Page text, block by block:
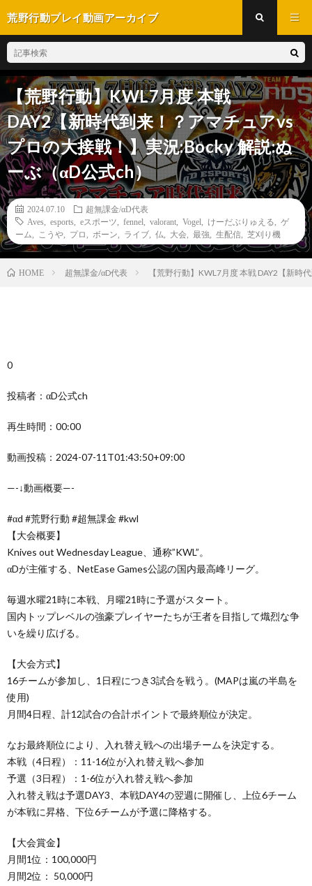
荒野行動プレイ動画アーカイブ
【荒野行動】KWL7月度 本戦
DAY2【新時代到来！？アマチュアvs
プロの大接戦！】実況:Bocky 解説:ぬ
ーぶ（αD公式ch）
2024.07.10
超無課金/αD代表
Aves
esports eスポーツ fennel valorant Vogel けーだぶりゅえる
ゲ
ーム
こうや プロ ボーン ライブ 仏 大会 最強 生配信 芝刈り機
HOME 超無課金/αD代表 【荒野行動】KWL7月度 本戦 DAY2【新
0
投稿者：αD公式ch
再生時間：00:00
動画投稿：2024-07-11T01:43:50+09:00
—-↓動画概要—-
#αd #荒野行動 #超無課金 #kwl
【大会概要】
Knives out Wednesday League、通称”KWL”。
αDが主催する、NetEase Games公認の国内最高峰リーグ。
毎週水曜21時に本戦、月曜21時に予選がスタート。
国内トップレベルの強豪プレイヤーたちが王者を目指して熾烈な争
いを繰り広げる。
【大会方式】
16チームが参加し、1日程につき3試合を戦う。(MAPは嵐の半島を
使用)
月間4日程、計12試合の合計ポイントで最終順位が決定。
なお最終順位により、入れ替え戦への出場チームを決定する。
本戦（4日程）：11-16位が入れ替え戦へ参加
予選（3日程）：1-6位が入れ替え戦へ参加
入れ替え戦は予選DAY3、本戦DAY4の翌週に開催し、上位6チーム
が本戦に昇格、下位6チームが予選に降格する。
【大会賞金】
月間1位：100,000円
月間2位： 50,000円